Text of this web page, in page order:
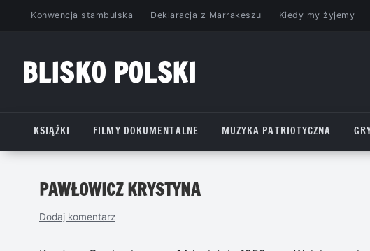
PrzejdźKonwencja stambulska Deklaracja z Marrakeszu Kiedy my żyjemy
BLISKO POLSKI
KSIĄŻKI
FILMY DOKUMENTALNE MUZYKA PATRIOTYCZNA
PAWŁOWICZ KRYSTYNA
Dodaj komentarz